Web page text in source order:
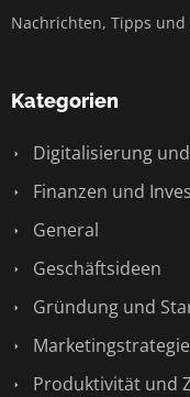
Nachrichten, Tipps und
Kategorien
Digitalisierung
Finanzen und
General
Geschäftsideen
Gründung und
Produktivität und